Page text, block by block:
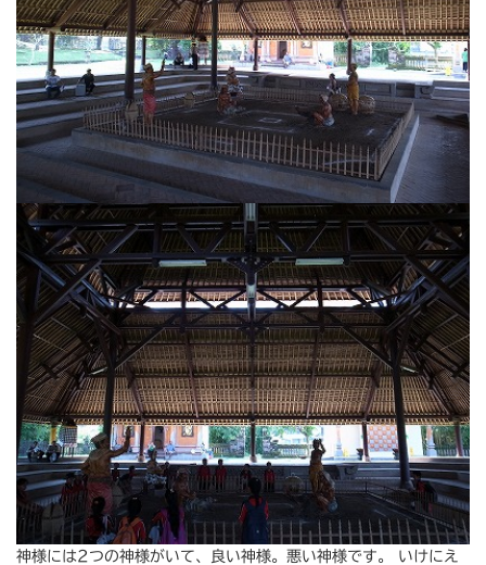
神様には2つの神様がいて、良い神様。悪い神様です。 いけにえ